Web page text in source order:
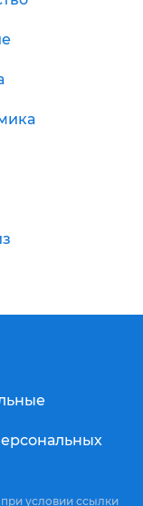
условии ссылки